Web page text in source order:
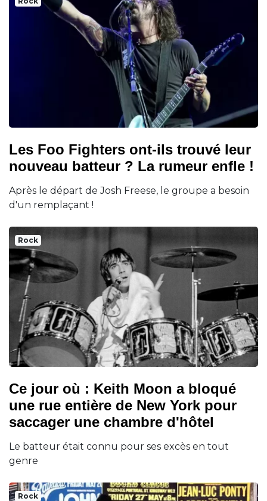
Les Foo Fighters ont-ils trouvé leur
nouveau batteur ? La rumeur enfle !
Après le départ de Josh Freese, le groupe a besoin
d'un remplaçant !
Rock
Ce jour où : Keith Moon a bloqué
une rue entière de New York pour
saccager une chambre d'hôtel
Le batteur était connu pour ses excès en tout
genre
Rock